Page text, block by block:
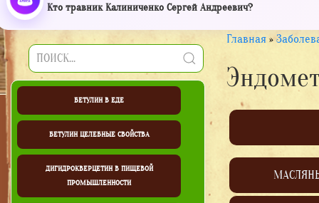
Кто травник Калиниченко Сергей Андреевич?
БЕТУЛИН В ЕДЕ
БЕТУЛИН ЦЕЛЕБНЫЕ СВОЙСТВА
ДИГИДРОКВЕРЦЕТИН В ПИЩЕВОЙ
ПРОМЫШЛЕННОСТИ
Главная »